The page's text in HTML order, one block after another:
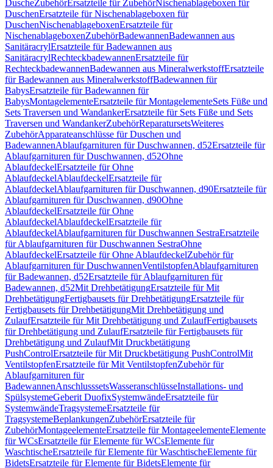
DuscheZubehörErsatzteile für ZubehörNischenablageboxen für
DuschenErsatzteile für Nischenablageboxen für
DuschenNischenablageboxenErsatzteile für
NischenablageboxenZubehörBadewannenBadewannen aus
SanitäracrylErsatzteile für Badewannen aus
SanitäracrylRechteckbadewannenErsatzteile für
RechteckbadewannenBadewannen aus MineralwerkstoffErsatzteile
für Badewannen aus MineralwerkstoffBadewannen für
BabysErsatzteile für Badewannen für
BabysMontagelementeErsatzteile für MontagelementeSets Füße und
Sets Traversen und WandankerErsatzteile für Sets Füße und Sets
Traversen und WandankerZubehörReparatursetsWeiteres
ZubehörApparateanschlüsse für Duschen und
BadewannenAblaufgarnituren für Duschwannen, d52Ersatzteile für
Ablaufgarnituren für Duschwannen, d52Ohne
AblaufdeckelErsatzteile für Ohne
AblaufdeckelAblaufdeckelErsatzteile für
AblaufdeckelAblaufgarnituren für Duschwannen, d90Ersatzteile für
Ablaufgarnituren für Duschwannen, d90Ohne
AblaufdeckelErsatzteile für Ohne
AblaufdeckelAblaufdeckelErsatzteile für
AblaufdeckelAblaufgarnituren für Duschwannen SestraErsatzteile
für Ablaufgarnituren für Duschwannen SestraOhne
AblaufdeckelErsatzteile für Ohne AblaufdeckelZubehör für
Ablaufgarnituren für DuschwannenVentilstopfenAblaufgarnituren
für Badewannen, d52Ersatzteile für Ablaufgarnituren für
Badewannen, d52Mit DrehbetätigungErsatzteile für Mit
DrehbetätigungFertigbausets für DrehbetätigungErsatzteile für
Fertigbausets für DrehbetätigungMit Drehbetätigung und
ZulaufErsatzteile für Mit Drehbetätigung und ZulaufFertigbausets
für Drehbetätigung und ZulaufErsatzteile für Fertigbausets für
Drehbetätigung und ZulaufMit Druckbetätigung
PushControlErsatzteile für Mit Druckbetätigung PushControlMit
VentilstopfenErsatzteile für Mit VentilstopfenZubehör für
Ablaufgarnituren für
BadewannenAnschlusssetsWasseranschlüsseInstallations- und
SpülsystemeGeberit DuofixSystemwändeErsatzteile für
SystemwändeTragsystemeErsatzteile für
TragsystemeBeplankungenZubehörErsatzteile für
ZubehörMontageelementeErsatzteile für MontageelementeElemente
für WCsErsatzteile für Elemente für WCsElemente für
WaschtischeErsatzteile für Elemente für WaschtischeElemente für
BidetsErsatzteile für Elemente für BidetsElemente für